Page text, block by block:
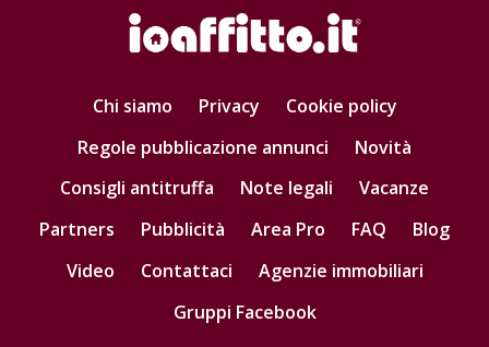
Chi siamo Privacy
Cookie policy
Regole pubblicazione annunci
Novità
Consigli antitruffa
Note legali
Vacanze
Partners
Pubblicità Area Pro FAQ
Blog
Video
Contattaci
Agenzie immobiliari
Gruppi Facebook